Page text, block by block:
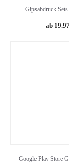
Gipsabdruck
Google Play Store